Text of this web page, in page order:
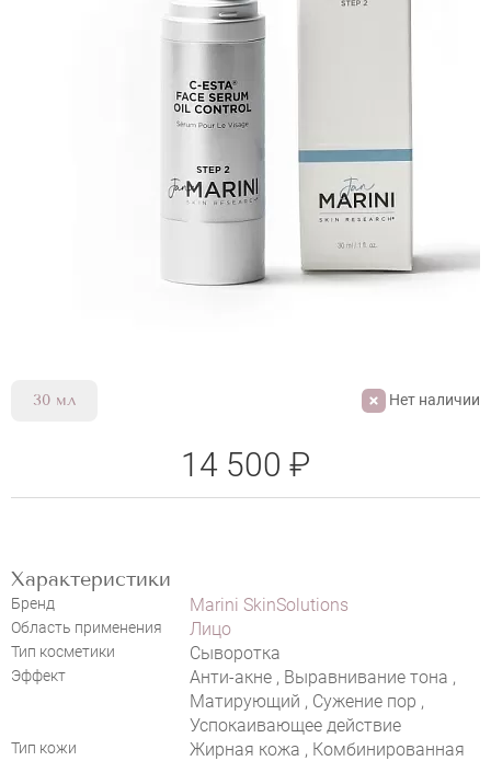
30 мл Нет наличии
Характеристики
Бренд Marini SkinSolutions
Область применения Лицо
Тип косметики Сыворотка
Эффект
Анти-акне , Выравнивание тона ,
Матирующий , Сужение пор ,
Успокаивающее действие
Тип кожи
Жирная кожа , Комбинированная
14 500 ₽
НАПИСАТЬ ОТЗЫВ